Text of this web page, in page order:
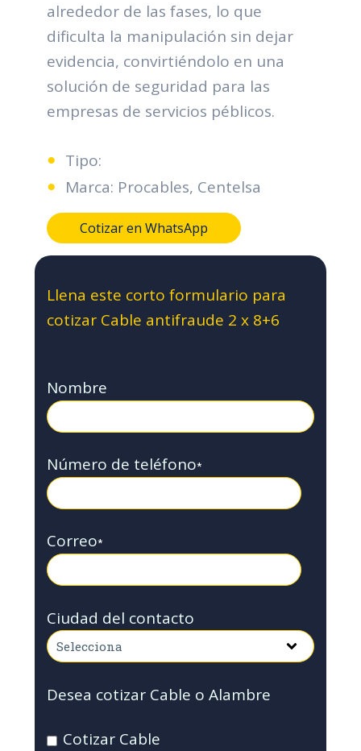
alrededor de las fases, lo que
dificulta la manipulación sin dejar
evidencia, convirtiéndolo en una
solución de seguridad para las
empresas de servicios péblicos.
Tipo:
Marca: Procables, Centelsa
Cotizar en WhatsApp
Llena este corto formulario para
cotizar Cable antifraude 2 x 8+6
Nombre
Número de teléfono*
Correo*
Ciudad del contacto
Desea cotizar Cable o Alambre
Cotizar Cable